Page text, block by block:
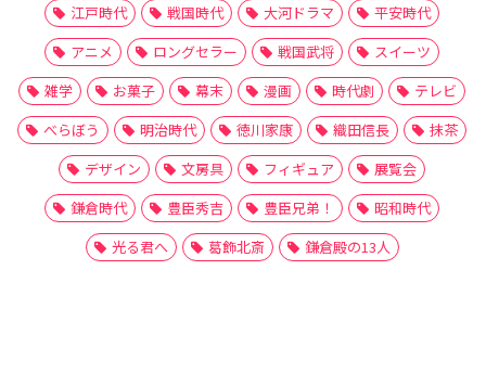
江戸時代 戦国時代 大河ドラマ
平安時代
アニメ
ロングセラー 戦国武将
スイーツ
雑学
お菓子 幕末 漫画 時代劇
テレビ
べらぼう
明治時代 徳川家康 織田信長
抹茶
デザイン
文房具 フィギュア
展覧会
鎌倉時代
豊臣秀吉 豊臣兄弟！
昭和時代
光る君へ
葛飾北斎 鎌倉殿の13人